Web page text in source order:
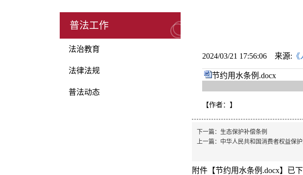
普法工作
法治教育
法律法规
普法动态
2024/03/21 17:56:06 来源:
节约用水条例.docx
【作者： 】
下一篇： 生态保护补偿条例
上一篇： 中华人民共和国消费者权益保
附件【节约用水条例.docx】已